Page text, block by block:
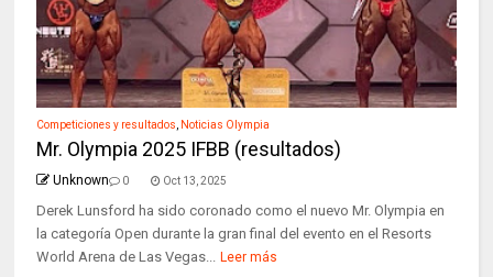
Competiciones y resultados Noticias Olympia
Mr. Olympia 2025 IFBB (resultados)
Unknown 0 Oct 13, 2025
Derek Lunsford ha sido coronado como el nuevo Mr. Olympia en
la categoría Open durante la gran final del evento en el Resorts
World Arena de Las Vegas...
Leer más